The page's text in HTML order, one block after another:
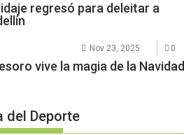
regresó para deleitar a
Nov 23, 2025 0
vive la magia de la Navidad
del Deporte